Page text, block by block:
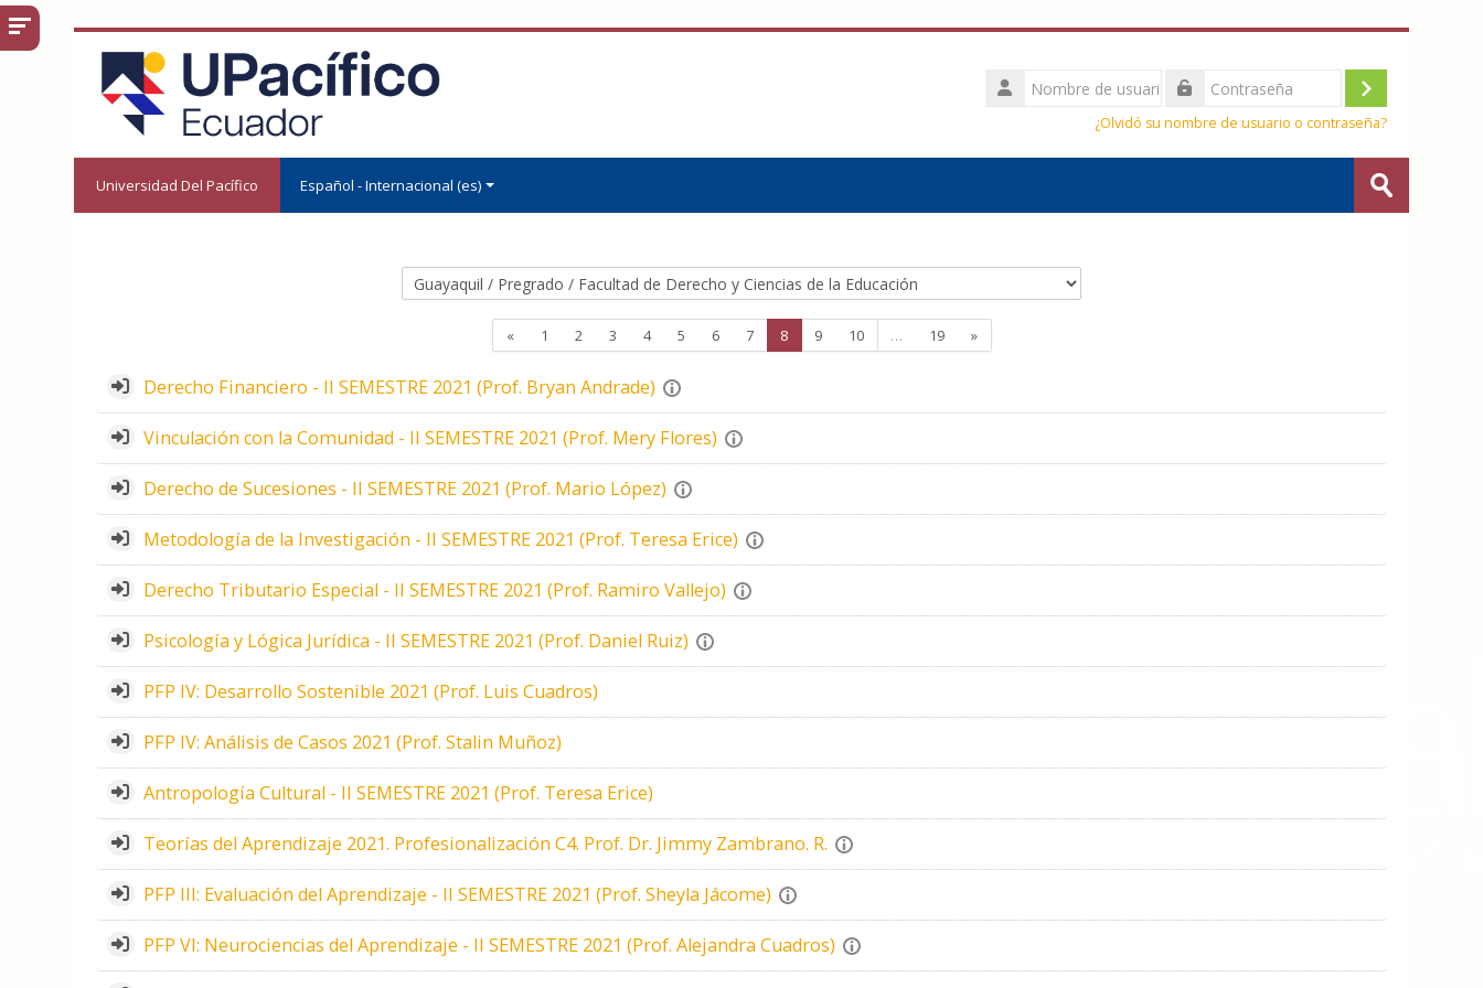
Salta al contenido principal
Nombre
de
Acceder
¿Olvidó su nombre de usuario o contraseña?
Universidad Del Pacífico Español - Internacional ‎(es)‎ Enviar
Categorías
«Página anterior
1 Página 1
2Página 2
3Página 3
4Página 4
5Página 5
6Página 6
7Página 7
8Página 8
9Página 9
10Página 10
… 19Página 19
»Siguiente página
Derecho Financiero - II SEMESTRE 2021 (Prof. Bryan Andrade)
Vinculación con la Comunidad - II SEMESTRE 2021 (Prof. Mery Flores)
Derecho de Sucesiones - II SEMESTRE 2021 (Prof. Mario López)
Metodología de la Investigación - II SEMESTRE 2021 (Prof. Teresa Erice)
Derecho Tributario Especial - II SEMESTRE 2021 (Prof. Ramiro Vallejo)
Psicología y Lógica Jurídica - II SEMESTRE 2021 (Prof. Daniel Ruiz)
PFP IV: Desarrollo Sostenible 2021 (Prof. Luis Cuadros)
PFP IV: Análisis de Casos 2021 (Prof. Stalin Muñoz)
Antropología Cultural - II SEMESTRE 2021 (Prof. Teresa Erice)
Teorías del Aprendizaje 2021. Profesionalización C4. Prof. Dr. Jimmy Zambrano. R.
PFP III: Evaluación del Aprendizaje - II SEMESTRE 2021 (Prof. Sheyla Jácome)
PFP VI: Neurociencias del Aprendizaje - II SEMESTRE 2021 (Prof. Alejandra Cuadros)